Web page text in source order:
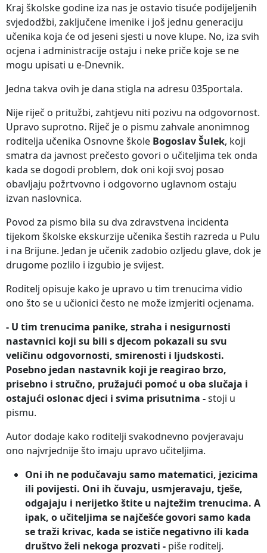
Kraj školske godine iza nas je ostavio tisuće podijeljenih
svjedodžbi, zaključene imenike i još jednu generaciju
učenika koja će od jeseni sjesti u nove klupe. No, iza svih
ocjena i administracije ostaju i neke priče koje se ne
mogu upisati u e-Dnevnik.
Jedna takva ovih je dana stigla na adresu 035portala.
Nije riječ o pritužbi, zahtjevu niti pozivu na odgovornost.
Upravo suprotno. Riječ je o pismu zahvale anonimnog
roditelja učenika Osnovne škole Bogoslav Šulek, koji
smatra da javnost prečesto govori o učiteljima tek onda
kada se dogodi problem, dok oni koji svoj posao
obavljaju požrtvovno i odgovorno uglavnom ostaju
izvan naslovnica.
Povod za pismo bila su dva zdravstvena incidenta
tijekom školske ekskurzije učenika šestih razreda u Pulu
i na Brijune. Jedan je učenik zadobio ozljedu glave, dok je
drugome pozlilo i izgubio je svijest.
Roditelj opisuje kako je upravo u tim trenucima vidio
ono što se u učionici često ne može izmjeriti ocjenama.
- U tim trenucima panike, straha i nesigurnosti
nastavnici koji su bili s djecom pokazali su svu
veličinu odgovornosti, smirenosti i ljudskosti.
Posebno jedan nastavnik koji je reagirao brzo,
prisebno i stručno, pružajući pomoć u oba slučaja i
ostajući oslonac djeci i svima prisutnima -stoji u
pismu.
Autor dodaje kako roditelji svakodnevno povjeravaju
ono najvrjednije što imaju upravo učiteljima.
Oni ih ne podučavaju samo matematici, jezicima
ili povijesti. Oni ih čuvaju, usmjeravaju, tješe,
odgajaju i nerijetko štite u najtežim trenucima. A
ipak, o učiteljima se najčešće govori samo kada
se traži krivac, kada se ističe negativno ili kada
društvo želi nekoga prozvati - piše roditelj.